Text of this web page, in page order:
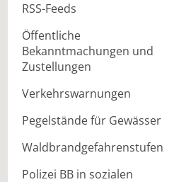
RSS-Feeds
Öffentliche
Bekanntmachungen und
Zustellungen
Verkehrswarnungen
Pegelstände für Gewässer
Waldbrandgefahrenstufen
Polizei BB in sozialen